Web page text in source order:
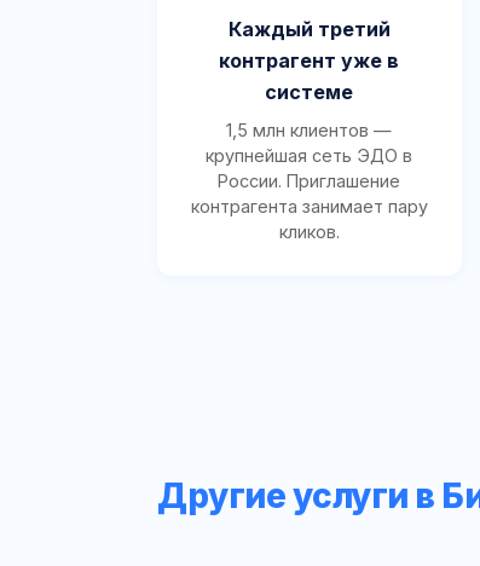
Каждый третий
контрагент уже в
системе
1,5 млн клиентов —
крупнейшая сеть ЭДО в
России. Приглашение
контрагента занимает пару
кликов.
Другие услуги в